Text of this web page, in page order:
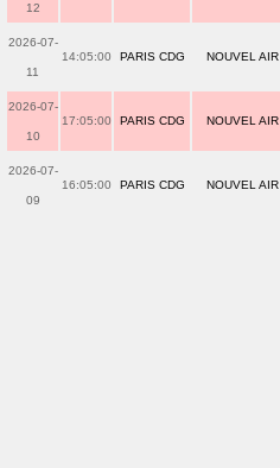
12
2026-07-
11
14:05:00 PARIS CDG NOUVEL AIR
2026-07-
10
17:05:00 PARIS CDG NOUVEL AIR
2026-07-
09
16:05:00 PARIS CDG NOUVEL AIR